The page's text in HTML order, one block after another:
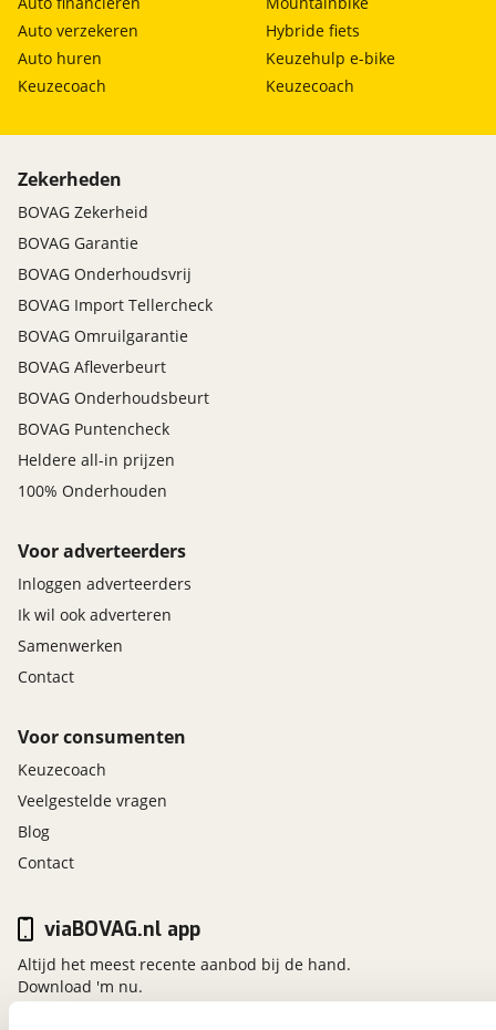
verkeersbord detectie
zij airbag(s) voor
Auto verzekeren
Auto huren
Keuzecoach
Hybride fiets
Keuzehulp e-bike
Keuzecoach
Zekerheden
BOVAG Zekerheid
BOVAG Garantie
BOVAG Onderhoudsvrij
BOVAG Import Tellercheck
BOVAG Omruilgarantie
BOVAG Afleverbeurt
BOVAG Onderhoudsbeurt
BOVAG Puntencheck
Heldere all-in prijzen
100% Onderhouden
Voor adverteerders
Inloggen adverteerders
Ik wil ook adverteren
Samenwerken
Contact
Voor consumenten
Keuzecoach
Veelgestelde vragen
Blog
Contact
viaBOVAG.nl app
Altijd het meest recente aanbod bij de hand.
Download 'm nu.